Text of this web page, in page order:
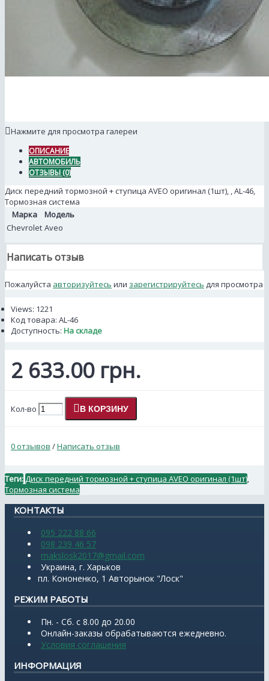
Нажмите для просмотра галереи
ОПИСАНИЕ
АВТОМОБИЛЬ
ОТЗЫВЫ (0)
Диск передний тормозной + ступица AVEO оригинал (1шт), , AL-46,
Тормозная система
Марка
Модель
Chevrolet Aveo
Написать отзыв
Пожалуйста авторизуйтесь или зарегистрируйтесь для просмотра
Views: 1221
Код товара: AL-46
Доступность: На складе
2 633.00 грн.
Кол-во В КОРЗИНУ
0 отзывов /Написать отзыв
Теги: Диск передний тормозной + ступица AVEO оригинал (1шт)
Тормозная система
КОНТАКТЫ
095 222 88 66
098 239 46 57
makslosk2017@gmail.com
Украина, г. Харьков
пл. Кононенко, 1 Авторынок "Лоск"
РЕЖИМ РАБОТЫ
Пн. - Сб. с 8.00 до 20.00
Онлайн-заказы обрабатываются ежедневно.
Условия соглашения
ИНФОРМАЦИЯ